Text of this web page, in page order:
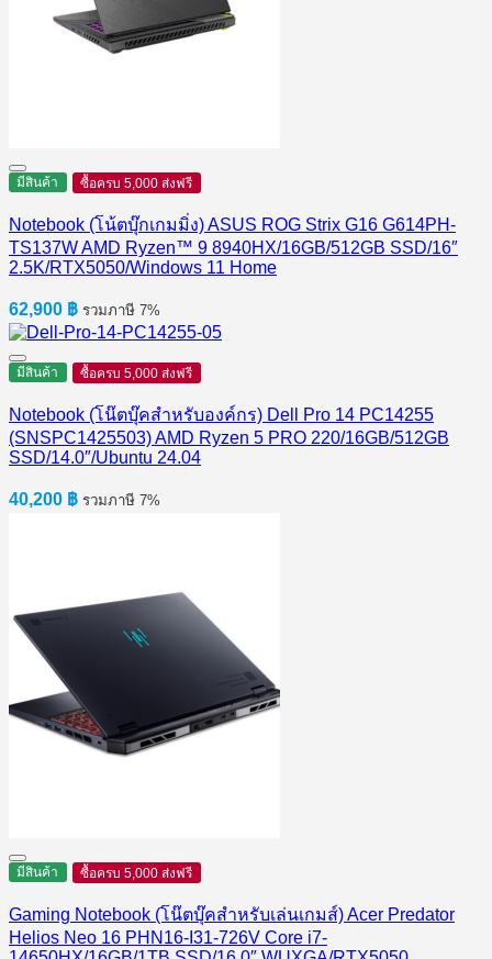
มีสินค้า ซื้อครบ 5,000 ส่งฟรี
Notebook (โน้ตบุ๊กเกมมิ่ง) ASUS ROG Strix G16 G614PH-
TS137W AMD Ryzen™ 9 8940HX/16GB/512GB SSD/16″
2.5K/RTX5050/Windows 11 Home
62,900 ฿ รวมภาษี 7%
มีสินค้า ซื้อครบ 5,000 ส่งฟรี
Notebook (โน๊ตบุ๊คสำหรับองค์กร) Dell Pro 14 PC14255
(SNSPC1425503) AMD Ryzen 5 PRO 220/16GB/512GB
SSD/14.0″/Ubuntu 24.04
40,200 ฿ รวมภาษี 7%
มีสินค้า ซื้อครบ 5,000 ส่งฟรี
Gaming Notebook (โน๊ตบุ๊คสำหรับเล่นเกมส์) Acer Predator
Helios Neo 16 PHN16-I31-726V Core i7-